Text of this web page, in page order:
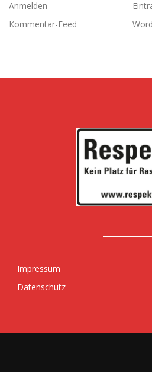
Anmelden
Kommentar-Feed
Impressum
Datenschutz